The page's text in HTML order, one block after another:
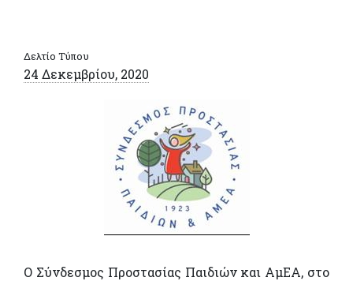
Δελτίο Τύπου
24 Δεκεμβρίου, 2020
Ο Σύνδεσμος Προστασίας Παιδιών και ΑμΕΑ, στο